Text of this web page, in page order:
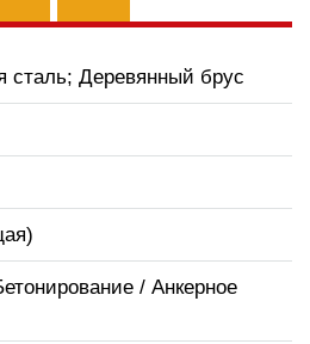
сталь; Деревянный брус
/ Анкерное